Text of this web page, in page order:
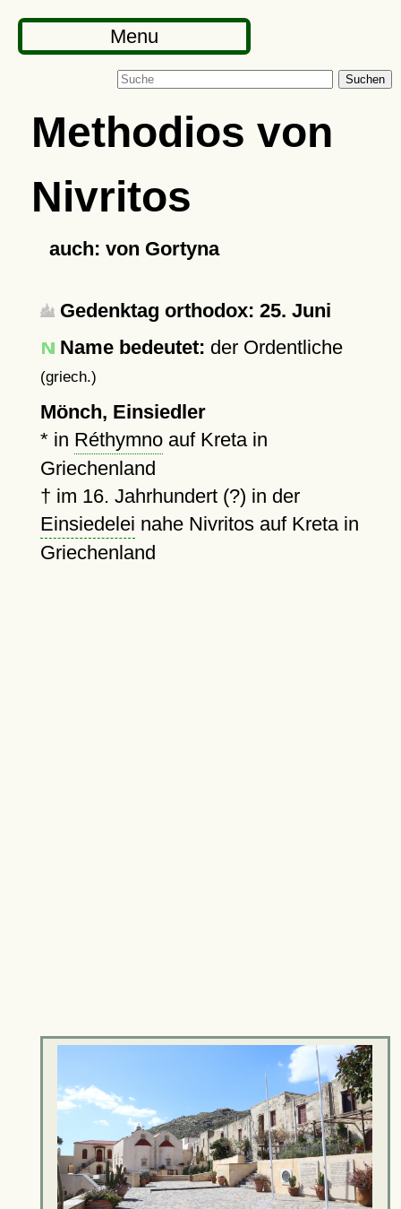
Menu
Suchen
Methodios von
Nivritos
auch: von Gortyna
Gedenktag orthodox: 25. Juni
Name bedeutet: der Ordentliche
(griech.)
Mönch, Einsiedler
* in Réthymnoauf Kreta in
Griechenland
† im 16. Jahrhundert (?) in der
Einsiedelei nahe Nivritos auf Kreta in
Griechenland